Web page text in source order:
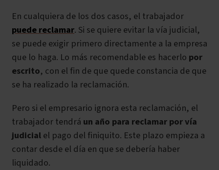
En cualquiera de los dos casos, el trabajador
puede reclamar. Si se quiere evitar la vía judicial,
se puede exigir primero directamente a la empresa
que lo haga. Lo más recomendable es hacerlo por
escrito, con el fin de que quede constancia de que
se ha realizado la reclamación.
Pero si el empresario ignora esta reclamación, el
trabajador tendrá un año para reclamar por vía
judicialel pago del finiquito. Este plazo empieza a
contar desde el día en que se debería haber
liquidado.